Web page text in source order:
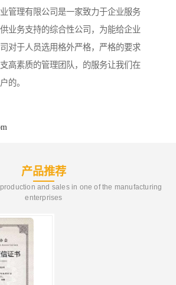
管理有限公司是一家致力于企业服务
业务支持的综合性公司，为能给企业
对于人员选用格外严格，严格的要求
高素质的管理团队，的服务让我们在
的。
产品推荐
and sales in one of the manufacturing
enterprises